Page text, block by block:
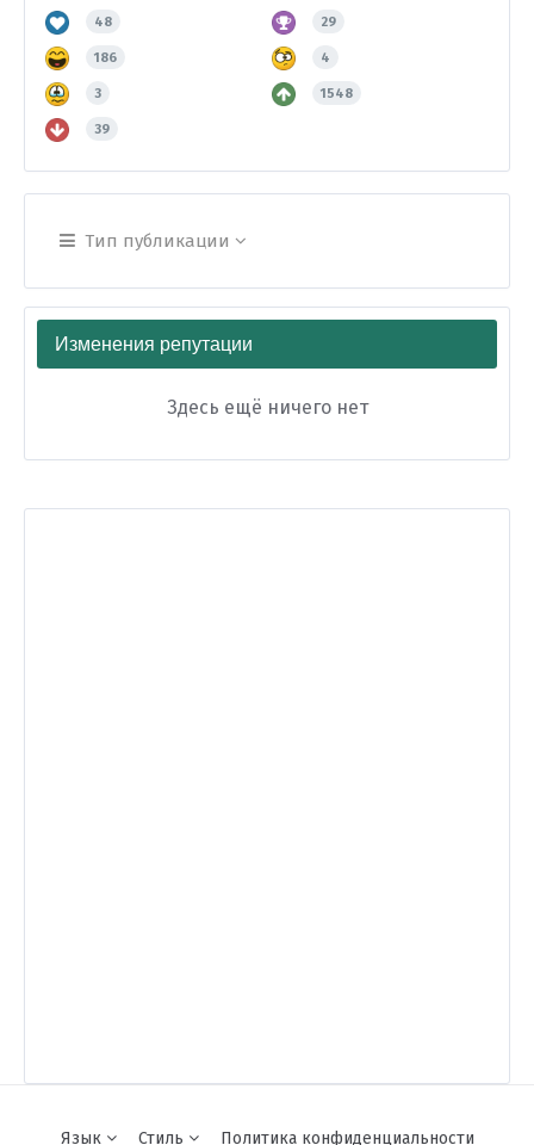
48 29
186 4
3 1548
39
Тип публикации
Изменения репутации
Здесь ещё ничего нет
Язык Стиль Политика конфиденциальности